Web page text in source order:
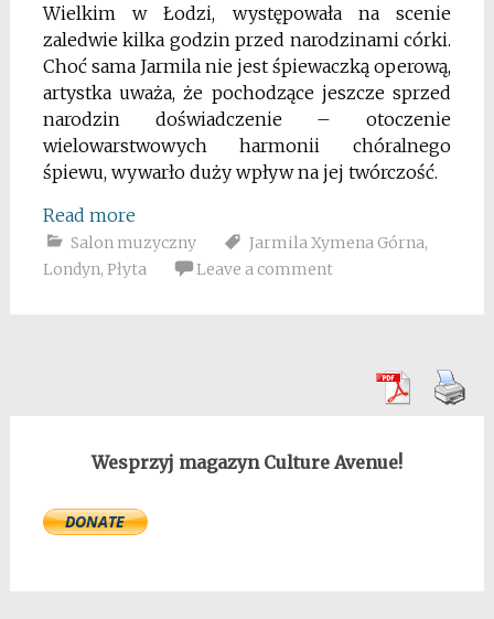
Wielkim w Łodzi, występowała na scenie
zaledwie kilka godzin przed narodzinami córki.
Choć sama Jarmila nie jest śpiewaczką operową,
artystka uważa, że pochodzące jeszcze sprzed
narodzin doświadczenie – otoczenie
wielowarstwowych harmonii chóralnego
śpiewu, wywarło duży wpływ na jej twórczość.
Read more
Salon muzyczny Jarmila Xymena Górna,
Londyn, Płyta Leave a comment
Wesprzyj magazyn Culture Avenue!